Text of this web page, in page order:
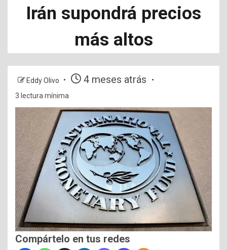
Irán supondrá precios
más altos
Eddy Olivo 4 meses atrás
3 lectura mínima
Compártelo en tus redes